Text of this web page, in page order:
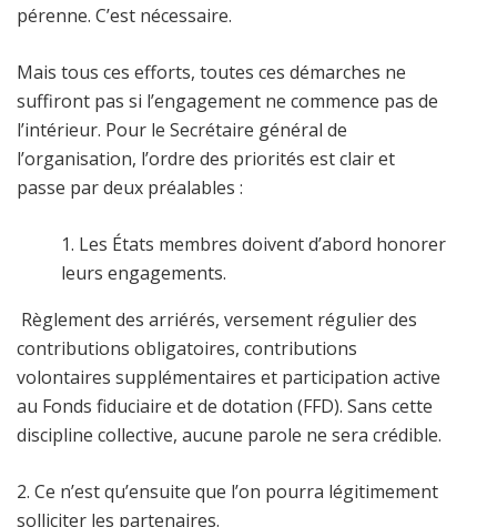
pérenne. C’est nécessaire.
Mais tous ces efforts, toutes ces démarches ne
suffiront pas si l’engagement ne commence pas de
l’intérieur. Pour le Secrétaire général de
l’organisation, l’ordre des priorités est clair et
passe par deux préalables :
Les États membres doivent d’abord honorer
leurs engagements.
Règlement des arriérés, versement régulier des
contributions obligatoires, contributions
volontaires supplémentaires et participation active
au Fonds fiduciaire et de dotation (FFD). Sans cette
discipline collective, aucune parole ne sera crédible.
2. Ce n’est qu’ensuite que l’on pourra légitimement
solliciter les partenaires.